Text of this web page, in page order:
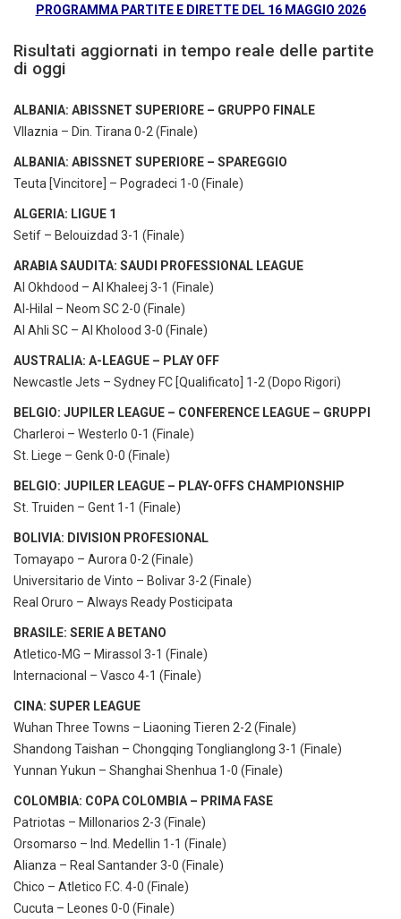
PROGRAMMA PARTITE E DIRETTE DEL 16 MAGGIO 2026
Risultati aggiornati in tempo reale delle partite
di oggi
ALBANIA: ABISSNET SUPERIORE – GRUPPO FINALE
Vllaznia – Din. Tirana 0-2 (Finale)
ALBANIA: ABISSNET SUPERIORE – SPAREGGIO
Teuta [Vincitore] – Pogradeci 1-0 (Finale)
ALGERIA: LIGUE 1
Setif – Belouizdad 3-1 (Finale)
ARABIA SAUDITA: SAUDI PROFESSIONAL LEAGUE
Al Okhdood – Al Khaleej 3-1 (Finale)
Al-Hilal – Neom SC 2-0 (Finale)
Al Ahli SC – Al Kholood 3-0 (Finale)
AUSTRALIA: A-LEAGUE – PLAY OFF
Newcastle Jets – Sydney FC [Qualificato] 1-2 (Dopo Rigori)
BELGIO: JUPILER LEAGUE – CONFERENCE LEAGUE – GRUPPI
Charleroi – Westerlo 0-1 (Finale)
St. Liege – Genk 0-0 (Finale)
BELGIO: JUPILER LEAGUE – PLAY-OFFS CHAMPIONSHIP
St. Truiden – Gent 1-1 (Finale)
BOLIVIA: DIVISION PROFESIONAL
Tomayapo – Aurora 0-2 (Finale)
Universitario de Vinto – Bolivar 3-2 (Finale)
Real Oruro – Always Ready Posticipata
BRASILE: SERIE A BETANO
Atletico-MG – Mirassol 3-1 (Finale)
Internacional – Vasco 4-1 (Finale)
CINA: SUPER LEAGUE
Wuhan Three Towns – Liaoning Tieren 2-2 (Finale)
Shandong Taishan – Chongqing Tonglianglong 3-1 (Finale)
Yunnan Yukun – Shanghai Shenhua 1-0 (Finale)
COLOMBIA: COPA COLOMBIA – PRIMA FASE
Patriotas – Millonarios 2-3 (Finale)
Orsomarso – Ind. Medellin 1-1 (Finale)
Alianza – Real Santander 3-0 (Finale)
Chico – Atletico F.C. 4-0 (Finale)
Cucuta – Leones 0-0 (Finale)